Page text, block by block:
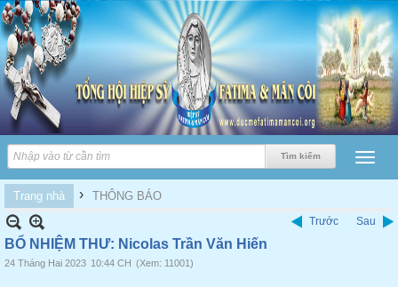
Trang nhà › THÔNG BÁO
Trước Sau
BỔ NHIỆM THƯ: Nicolas Trần Văn Hiến
24 Tháng Hai 2023 10:44 CH (Xem: 11001)